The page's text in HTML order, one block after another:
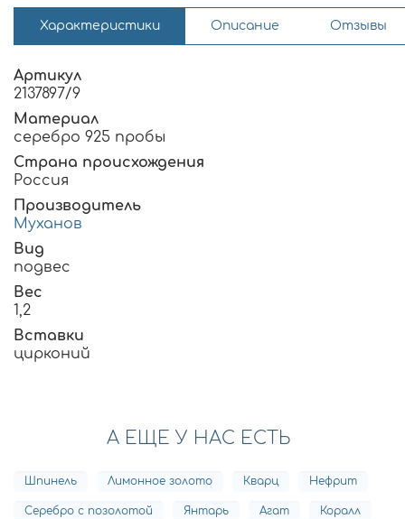
Характеристики Описание Отзывы
Артикул
2137897/9
Материал
серебро 925 пробы
Страна происхождения
Россия
Производитель
Муханов
Вид
подвес
Вес
1,2
Вставки
цирконий
А ЕЩЕ У НАС ЕСТЬ
Шпинель Лимонное золото Кварц Нефрит
Серебро с позолотой Янтарь Агат Коралл